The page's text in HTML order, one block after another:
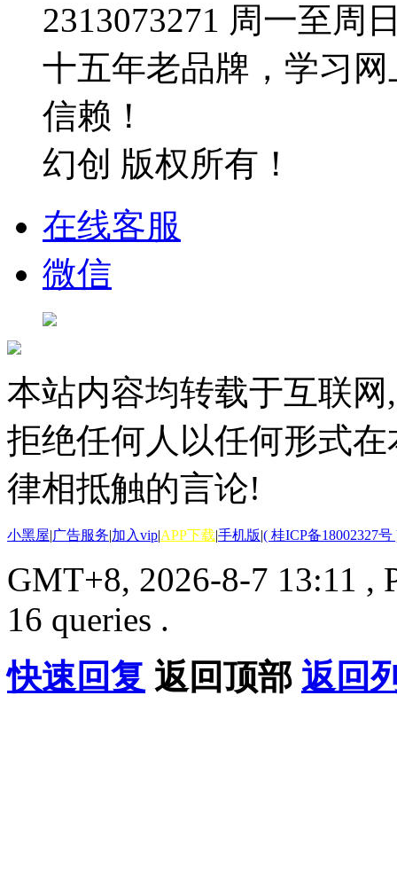
2313073271 周一至周
十五年老品牌，学习
信赖！
幻创 版权所有！
在线客服
微信
本站内容均转载于互联
拒绝任何人以任何形式
律相抵触的言论!
小黑屋|广告服务|加入vip|APP下载|手机版|( 桂ICP备18002327号
GMT+8, 2026-8-7 13:11 ,
16 queries .
快速回复 返回顶部 返回